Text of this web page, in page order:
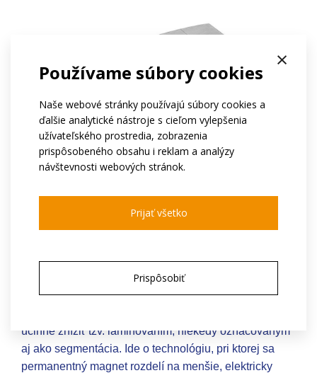
×
Používame súbory cookies
Naše webové stránky používajú súbory cookies a
ďalšie analytické nástroje s cieľom vylepšenia
užívateľského prostredia, zobrazenia
prispôsobeného obsahu i reklam a analýzy
návštevnosti webových stránok.
Prijať všetko
Prispôsobiť
laminované magnety
účinne znížiť tzv. laminovaním, niekedy označovaným
aj ako segmentácia. Ide o technológiu, pri ktorej sa
permanentný magnet rozdelí na menšie, elektricky